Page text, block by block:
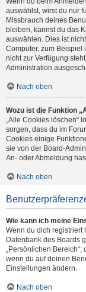
auswählst, wirst du nur
Missbrauch deines
bleiben, kannst du das
auswählen. Dies ist
Computer, zum Beispiel
nicht zur Verfügung
Administration
Nach oben
Wozu ist die Funktion
„Alle Cookies löschen“
sorgen, dass du im
Cookies einige
sie von der Board-
An- oder Abmeldung
Nach oben
Wie kann ich meine
Wenn du dich registriert
Datenbank des Boards
„Persönlichen
wenn du auf deinen
Einstellungen ändern.
Nach oben